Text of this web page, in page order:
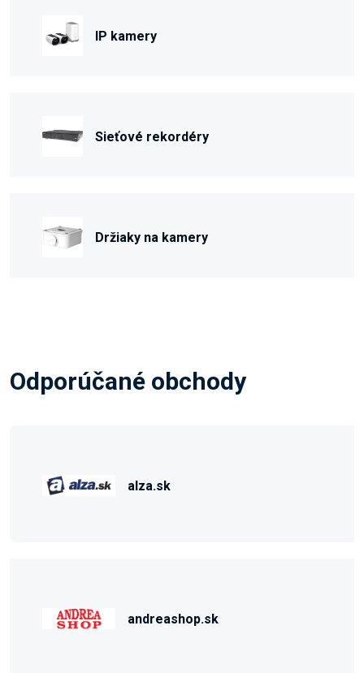
IP kamery
Sieťové rekordéry
Držiaky na kamery
Odporúčané obchody
alza.sk
andreashop.sk